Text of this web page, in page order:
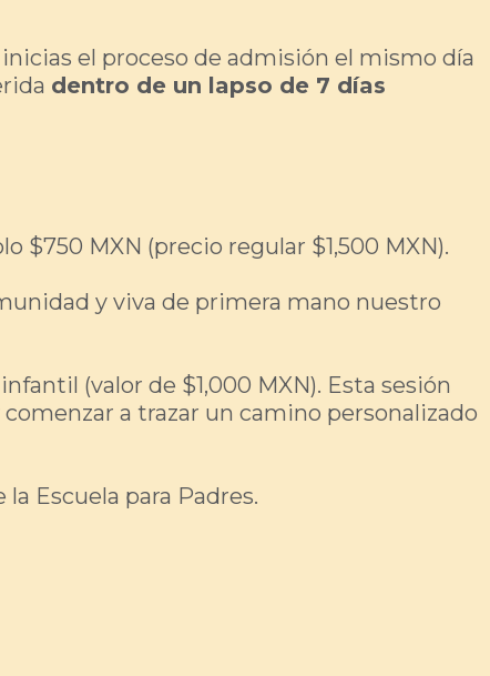
el proceso de admisión el mismo día
dentro de un lapso de 7 días
$750 MXN (precio regular $1,500 MXN).
y viva de primera mano nuestro
(valor de $1,000 MXN). Esta sesión
a trazar un camino personalizado
Escuela para Padres.